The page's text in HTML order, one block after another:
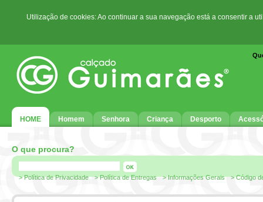
Utilização de cookies: Ao continuar a sua navegação está a consentir a
HOME Homem Senhora Criança Desporto
O que procura?
> Política de Privacidade > Política de Entregas > Informações Gerais > Código